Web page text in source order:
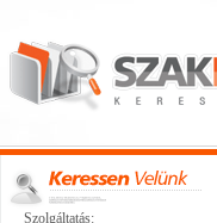
Szolgáltatás: